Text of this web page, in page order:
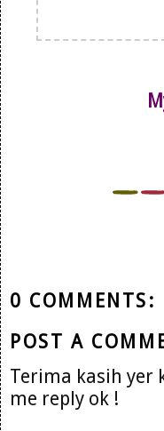
0 COMMENTS:
POST A
Terima kasih yer
me reply ok !